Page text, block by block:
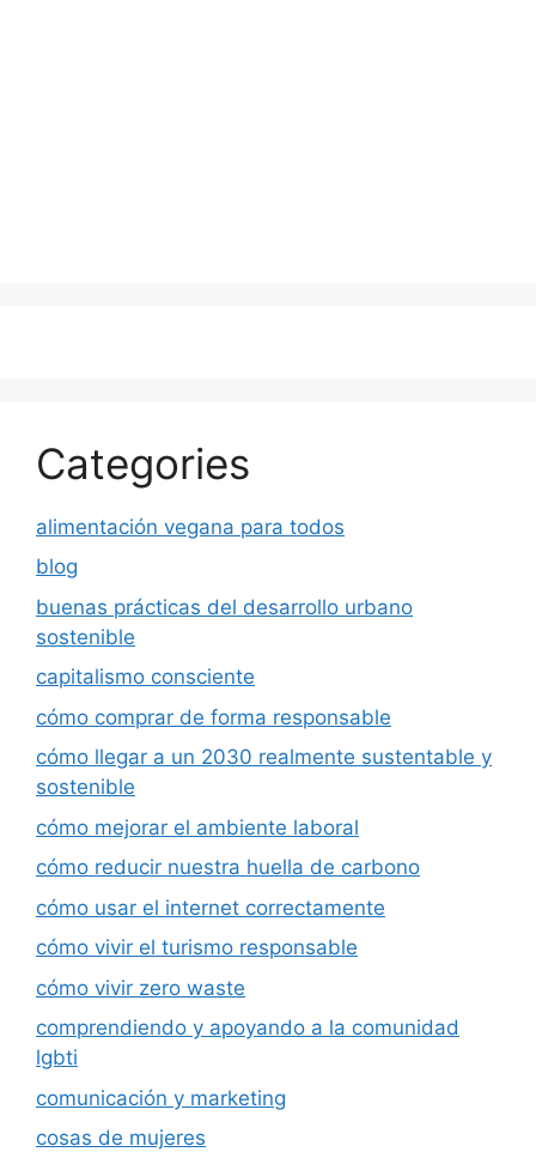
Categories
alimentación vegana para todos
blog
buenas prácticas del desarrollo urbano
sostenible
capitalismo consciente
cómo comprar de forma responsable
cómo llegar a un 2030 realmente sustentable y
sostenible
cómo mejorar el ambiente laboral
cómo reducir nuestra huella de carbono
cómo usar el internet correctamente
cómo vivir el turismo responsable
cómo vivir zero waste
comprendiendo y apoyando a la comunidad
lgbti
comunicación y marketing
cosas de mujeres